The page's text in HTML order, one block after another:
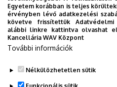
Dokumentumok
Kazinczy-kiállítás (167.6 KB)
Last update: 2026. 06. 03. 08:18
Egyetem korábban is teljes
érvényben lévő adatkezelési
követve frissítettük
alábbi linkre kattintva olvashat
Kancellária WAV Központ
További információk
Nélkülözhetetlen sütik